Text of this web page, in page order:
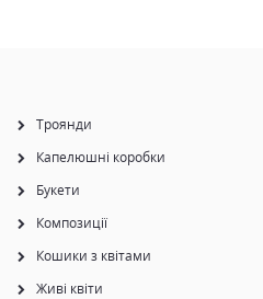
Троянди
Капелюшні коробки
Букети
Композиції
Кошики з квітами
Живі квіти